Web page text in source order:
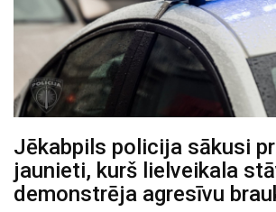
Jēkabpils policija sākusi
jaunieti, kurš lielveikala
demonstrēja agresīvu